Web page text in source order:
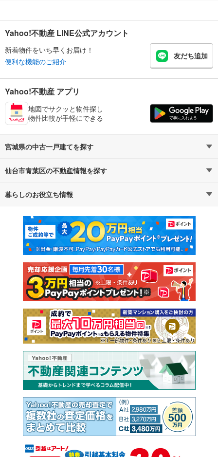
Yahoo!不動産 LINE公式アカウント
新着物件をいち早くお届け！
便利な機能のご紹介
友だち追加
Yahoo!不動産 アプリ
地図でサクッと物件探し
物件比較が手軽にできる
宮城県の中古一戸建てを探す
路線・駅から探す
通勤・通学時間から探す
仙台市青葉区の不動産情報を探す
不動産・住宅
新築マンション 中古マンション
新築一戸建て 中古一戸建て
注文住宅 土地
売却査定
暮らしのお役立ち情報
マンションカタログ 教えて！住まいの先生